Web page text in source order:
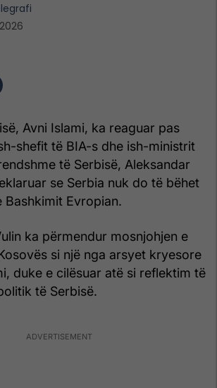
Avni Islami, ka reaguar pas
shefit të BIA-s dhe ish-ministrit
të Serbisë, Aleksandar
se Serbia nuk do të bëhet
Bashkimit Evropian.
ka përmendur mosnjohjen e
si një nga arsyet kryesore
duke e cilësuar atë si reflektim të
të Serbisë.